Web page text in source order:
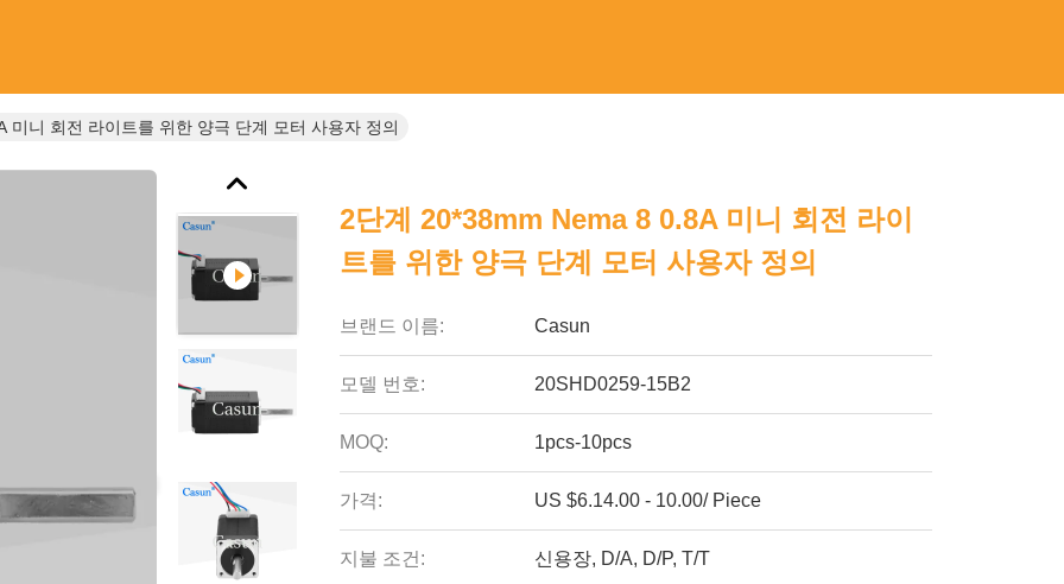
미니 회전 라이트를 위한 양극 단계 모터 사용자 정의
2단계 20*38mm Nema 8 0.8A 미니 회전 라이
트를 위한 양극 단계 모터 사용자 정의
브랜드 이름: Casun
모델 번호: 20SHD0259-15B2
MOQ: 1pcs-10pcs
가격: US $6.14.00 - 10.00/ Piece
지불 조건: 신용장, D/A, D/P, T/T